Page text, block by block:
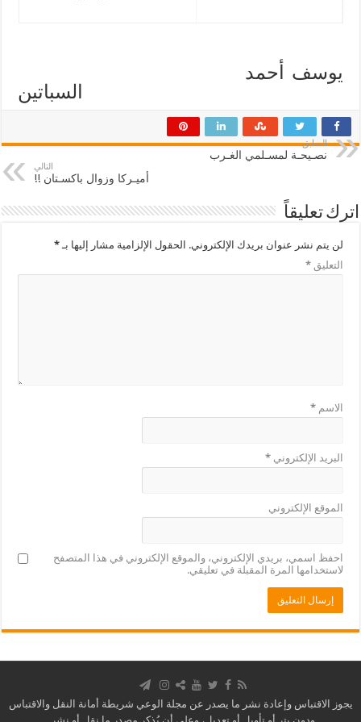
السباتين
السابق
نصـيحـة لمسـلمي الغـرب
التالي
أميـركا وزوال باكسـتان !!
اترك تعليقاً
لن يتم نشر عنوان بريدك الإلكتروني. الحقول الإلزامية مشار إليها بـ*
التعليق*
الاسم*
البريد الإلكتروني*
الموقع الإلكتروني
احفظ اسمي، بريدي الإلكتروني، والموقع الإلكتروني في هذا المتصفح
لاستخدامها المرة المقبلة في تعليقي.
يجوز الاقتباس وإعادة نشر ما يصدر عن مجلة الوعي شريطة أمانة النقل والاقتباس